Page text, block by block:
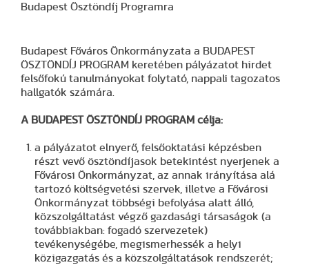
Budapest Ösztöndíj Programra
Budapest Főváros Önkormányzata a BUDAPEST
ÖSZTÖNDÍJ PROGRAM keretében pályázatot hirdet
felsőfokú tanulmányokat folytató, nappali tagozatos
hallgatók számára.
A BUDAPEST ÖSZTÖNDÍJ PROGRAM célja:
a pályázatot elnyerő, felsőoktatási képzésben
részt vevő ösztöndíjasok betekintést nyerjenek a
Fővárosi Önkormányzat, az annak irányítása alá
tartozó költségvetési szervek, illetve a Fővárosi
Önkormányzat többségi befolyása alatt álló,
közszolgáltatást végző gazdasági társaságok (a
továbbiakban: fogadó szervezetek)
tevékenységébe, megismerhessék a helyi
közigazgatás és a közszolgáltatások rendszerét;